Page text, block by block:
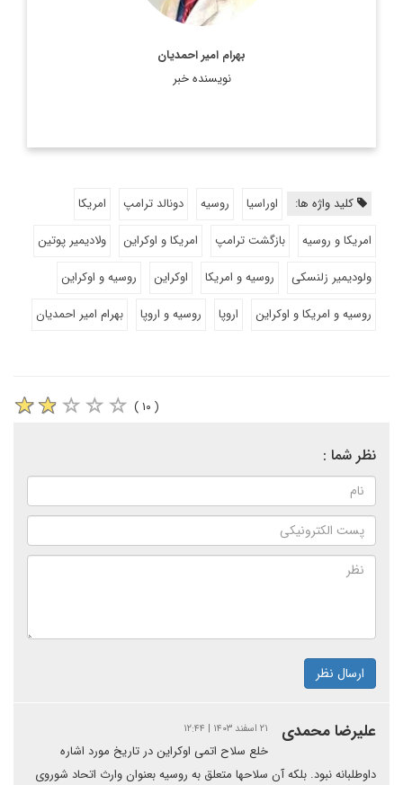
بهرام امیر احمدیان
نویسنده خبر
کلید واژه ها: اوراسیا روسیه دونالد ترامپ
امریکا
امریکا و روسیه
بازگشت ترامپ امریکا و اوکراین
ولادیمیر پوتین
ولودیمیر زلنسکی
روسیه و امریکا اوکراین
روسیه و اوکراین
روسیه و امریکا و اوکراین
اروپا روسیه و اروپا بهرام امیر احمدیان
( ۱۰ )
نظر شما :
ارسال نظر
علیرضا محمدی ۲۱ اسفند ۱۴۰۳ | ۱۲:۴۴
خلع سلاح اتمی اوکراین در تاریخ مورد اشاره
داوطلبانه نبود. بلکه آن سلاحها متعلق به روسیه بعنوان وارث اتحاد شوروی